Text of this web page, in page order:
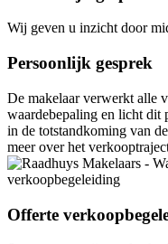
Wij geven u inzicht door
Persoonlijk gesprek
De makelaar verwerkt alle
waardebepaling en licht dit
in de totstandkoming van
meer over het
Offerte